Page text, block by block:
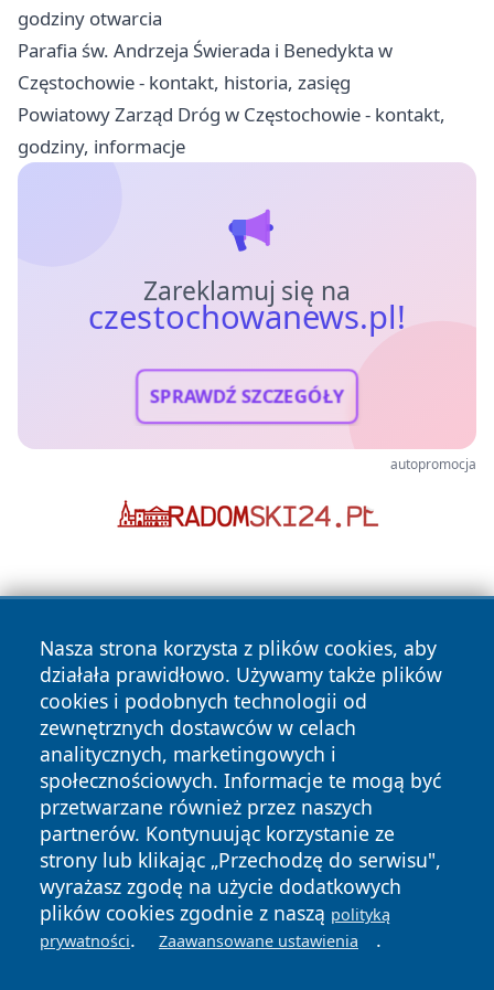
godziny otwarcia
Parafia św. Andrzeja Świerada i Benedykta w
Częstochowie - kontakt, historia, zasięg
Powiatowy Zarząd Dróg w Częstochowie - kontakt,
godziny, informacje
Zareklamuj się na
czestochowanews.pl!
SPRAWDŹ SZCZEGÓŁY
autopromocja
Nasza strona korzysta z plików cookies, aby
działała prawidłowo. Używamy także plików
cookies i podobnych technologii od
zewnętrznych dostawców w celach
analitycznych, marketingowych i
społecznościowych. Informacje te mogą być
przetwarzane również przez naszych
partnerów. Kontynuując korzystanie ze
strony lub klikając „Przechodzę do serwisu",
wyrażasz zgodę na użycie dodatkowych
plików cookies zgodnie z naszą polityką
prywatności. Zaawansowane ustawienia .
Copyright © 2026 czestochowanews.pl Wszystkie prawa
zastrzeżone.
News Autorzy
Polityka
Prywatności
Polityka
Cookies
cześć